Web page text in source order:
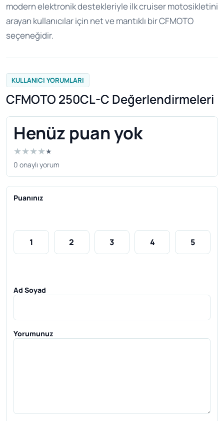
modern elektronik destekleriyle ilk cruiser motosikletini
arayan kullanıcılar için net ve mantıklı bir CFMOTO
seçeneğidir.
KULLANICI YORUMLARI
CFMOTO 250CL-C Değerlendirmeleri
Henüz puan yok
★★★★★
0 onaylı yorum
Puanınız
1 2 3 4 5
Ad Soyad
Yorumunuz